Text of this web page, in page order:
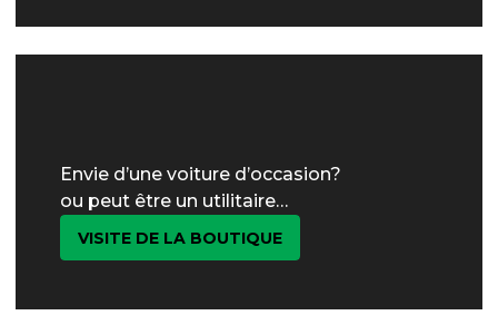
Envie d’une voiture d’occasion?
ou peut être un utilitaire…
VISITE DE LA BOUTIQUE